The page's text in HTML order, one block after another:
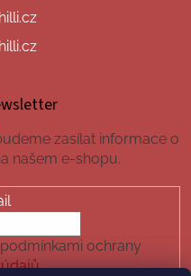
zasílat informace o
našem e-shopu.
ochrany